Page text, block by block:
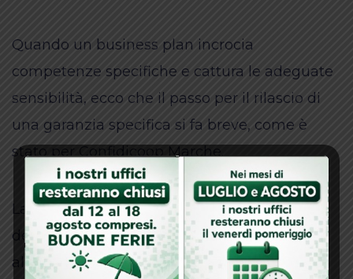
Quando un business plan incrocia
competenze specifiche e cattura le adeguate
sensibilità, ecco che il passo per il rilascio di
una garanzia specifica si fa breve, come è
stato per Confidicoop Marche.
La cooperativa che fa della sostenibilità uno
dei driver di maggior impegno nel sostegno
alle imprese ha così messo in campo le sue